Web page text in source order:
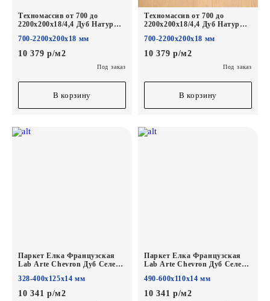
Техномассив от 700 до
2200х200х18/4,4 Дуб Натур
700-2200х200х18 мм
10 379 р/м2
Под заказ
В корзину
Техномассив от 700 до
2200х200х18/4,4 Дуб Натур
700-2200х200х18 мм
10 379 р/м2
Под заказ
В корзину
Паркет Елка Французская
Lab Arte Chevron Дуб Селект
400/328х125х14/3/60°
328-400х125х14 мм
10 341 р/м2
Паркет Елка Французская
Lab Arte Chevron Дуб Селект
600/490х110х14/3/45°
490-600х110х14 мм
10 341 р/м2